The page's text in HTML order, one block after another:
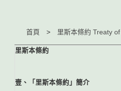
首頁 里斯本條約 Treaty
里斯本條約
壹、「里斯本條約」簡介